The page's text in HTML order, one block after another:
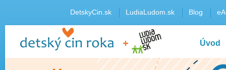
DetskyCin.sk LudiaLudom.sk Blog
Úvod